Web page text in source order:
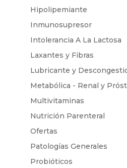
Hipolipemiante
Inmunosupresor
Intolerancia A La Lactosa
Laxantes y Fibras
Lubricante y
Metabólica - Renal y
Multivitaminas
Nutrición Parenteral
Ofertas
Patologías Generales
Probióticos